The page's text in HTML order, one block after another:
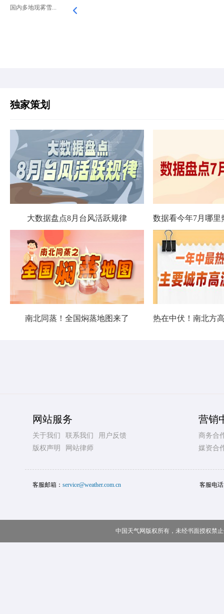
国内多地现雾雪...
独家策划
大数据盘点8月台风活跃规律
南北同蒸！全国焖蒸地图来了
网站服务
关于我们 联系我们
用户反馈
版权声明
网站律师
营销
商务合
媒资合
客服邮箱： service@weather.com.cn 客服电
中国天气网版权所有，未经书面授权